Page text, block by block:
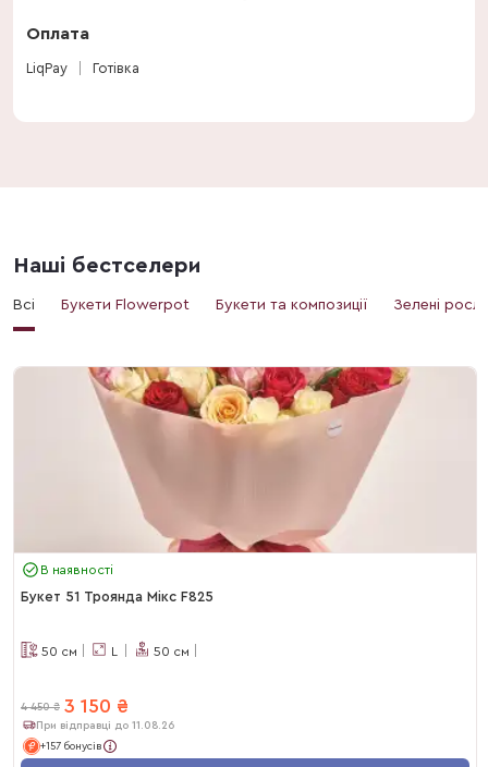
Оплата
LiqPay Готівка
Наші бестселери
Всі Букети Flowerpot Букети та композиції Зелені
В наявності
Букет 51 Троянда Мікс F825
50 см L 50 см
4 450 ₴ 3 150 ₴
При відправці до 11.08.26
+157 бонусів